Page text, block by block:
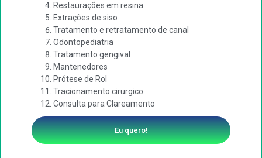
Restaurações em resina
Extrações de siso
Tratamento e retratamento de canal
Odontopediatria
Tratamento gengival
Mantenedores
Prótese de Rol
Tracionamento cirurgico
Consulta para Clareamento
Eu quero!